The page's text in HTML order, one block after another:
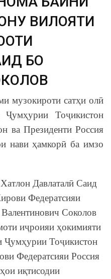
ВИЛОЯТИ
БО
музокироти сатҳи олӣ
Ҷумҳурии Тоҷикистон
ва Президенти Россия
нави ҳамкорӣ ба имзо
Давлаталӣ Саид
Федератсияи
Соколов
иҷроияи ҳокимияти
Ҷумҳурии Тоҷикистон
Федератсияи Россия
иқтисодии